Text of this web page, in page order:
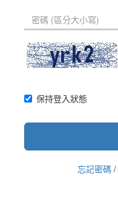
保持登入狀態
忘記密碼 /